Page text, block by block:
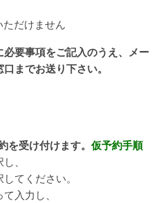
ただけません
必要事項をご記入のうえ、メー
までお送り下さい。
を受け付けます。 仮予約手順
、
てください。
入力し、